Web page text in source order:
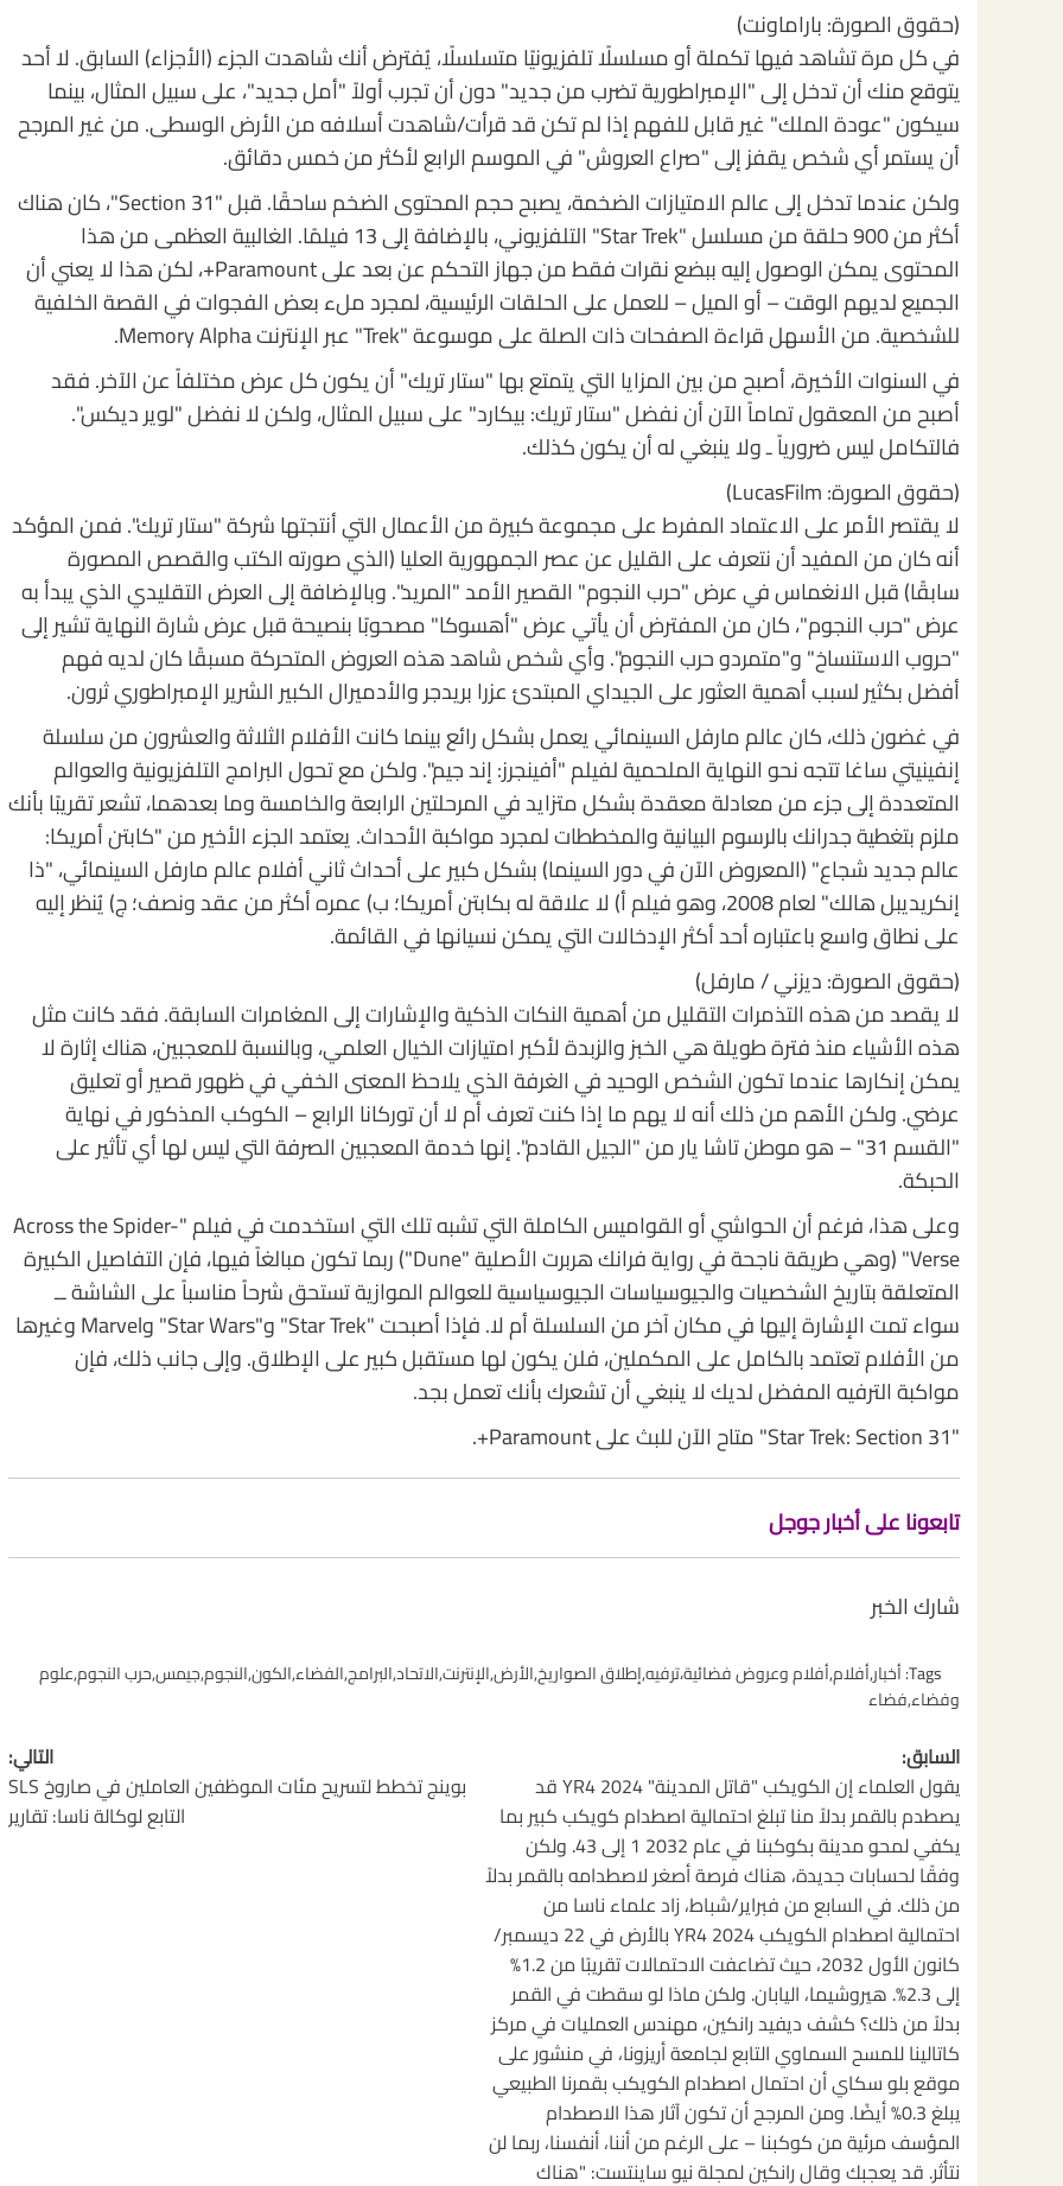
(حقوق الصورة: باراماونت)
في كل مرة تشاهد فيها تكملة أو مسلسلًا تلفزيونيًا متسلسلًا، يُفترض أنك شاهدت الجزء (الأجزاء) السابق. لا أحد
يتوقع منك أن تدخل إلى "الإمبراطورية تضرب من جديد" دون أن تجرب أولاً "أمل جديد"، على سبيل المثال، بينما
سيكون "عودة الملك" غير قابل للفهم إذا لم تكن قد قرأت/شاهدت أسلافه من الأرض الوسطى. من غير المرجح
أن يستمر أي شخص يقفز إلى "صراع العروش" في الموسم الرابع لأكثر من خمس دقائق.
ولكن عندما تدخل إلى عالم الامتيازات الضخمة، يصبح حجم المحتوى الضخم ساحقًا. قبل "Section 31"، كان هناك
أكثر من 900 حلقة من مسلسل "Star Trek" التلفزيوني، بالإضافة إلى 13 فيلمًا. الغالبية العظمى من هذا
المحتوى يمكن الوصول إليه ببضع نقرات فقط من جهاز التحكم عن بعد على Paramount+، لكن هذا لا يعني أن
الجميع لديهم الوقت – أو الميل – للعمل على الحلقات الرئيسية، لمجرد ملء بعض الفجوات في القصة الخلفية
للشخصية. من الأسهل قراءة الصفحات ذات الصلة على موسوعة "Trek" عبر الإنترنت Memory Alpha.
في السنوات الأخيرة، أصبح من بين المزايا التي يتمتع بها "ستار تريك" أن يكون كل عرض مختلفاً عن الآخر. فقد
أصبح من المعقول تماماً الآن أن نفضل "ستار تريك: بيكارد" على سبيل المثال، ولكن لا نفضل "لوير ديكس".
فالتكامل ليس ضرورياً ـ ولا ينبغي له أن يكون كذلك.
(حقوق الصورة: LucasFilm)
لا يقتصر الأمر على الاعتماد المفرط على مجموعة كبيرة من الأعمال التي أنتجتها شركة "ستار تريك". فمن المؤكد
أنه كان من المفيد أن نتعرف على القليل عن عصر الجمهورية العليا (الذي صورته الكتب والقصص المصورة
سابقًا) قبل الانغماس في عرض "حرب النجوم" القصير الأمد "المريد". وبالإضافة إلى العرض التقليدي الذي يبدأ به
عرض "حرب النجوم"، كان من المفترض أن يأتي عرض "أهسوكا" مصحوبًا بنصيحة قبل عرض شارة النهاية تشير إلى
"حروب الاستنساخ" و"متمردو حرب النجوم". وأي شخص شاهد هذه العروض المتحركة مسبقًا كان لديه فهم
أفضل بكثير لسبب أهمية العثور على الجيداي المبتدئ عزرا بريدجر والأدميرال الكبير الشرير الإمبراطوري ثرون.
في غضون ذلك، كان عالم مارفل السينمائي يعمل بشكل رائع بينما كانت الأفلام الثلاثة والعشرون من سلسلة
إنفينيتي ساغا تتجه نحو النهاية الملحمية لفيلم "أفينجرز: إند جيم". ولكن مع تحول البرامج التلفزيونية والعوالم
المتعددة إلى جزء من معادلة معقدة بشكل متزايد في المرحلتين الرابعة والخامسة وما بعدهما، تشعر تقريبًا بأنك
ملزم بتغطية جدرانك بالرسوم البيانية والمخططات لمجرد مواكبة الأحداث. يعتمد الجزء الأخير من "كابتن أمريكا:
عالم جديد شجاع" (المعروض الآن في دور السينما) بشكل كبير على أحداث ثاني أفلام عالم مارفل السينمائي، "ذا
إنكريديبل هالك" لعام 2008، وهو فيلم أ) لا علاقة له بكابتن أمريكا؛ ب) عمره أكثر من عقد ونصف؛ ج) يُنظر إليه
على نطاق واسع باعتباره أحد أكثر الإدخالات التي يمكن نسيانها في القائمة.
(حقوق الصورة: ديزني / مارفل)
لا يقصد من هذه التذمرات التقليل من أهمية النكات الذكية والإشارات إلى المغامرات السابقة. فقد كانت مثل
هذه الأشياء منذ فترة طويلة هي الخبز والزبدة لأكبر امتيازات الخيال العلمي، وبالنسبة للمعجبين، هناك إثارة لا
يمكن إنكارها عندما تكون الشخص الوحيد في الغرفة الذي يلاحظ المعنى الخفي في ظهور قصير أو تعليق
عرضي. ولكن الأهم من ذلك أنه لا يهم ما إذا كنت تعرف أم لا أن توركانا الرابع – الكوكب المذكور في نهاية
"القسم 31" – هو موطن تاشا يار من "الجيل القادم". إنها خدمة المعجبين الصرفة التي ليس لها أي تأثير على
الحبكة.
وعلى هذا، فرغم أن الحواشي أو القواميس الكاملة التي تشبه تلك التي استخدمت في فيلم "Across the Spider-
Verse" (وهي طريقة ناجحة في رواية فرانك هربرت الأصلية "Dune") ربما تكون مبالغاً فيها، فإن التفاصيل الكبيرة
المتعلقة بتاريخ الشخصيات والجيوسياسات الجيوسياسية للعوالم الموازية تستحق شرحاً مناسباً على الشاشة ــ
سواء تمت الإشارة إليها في مكان آخر من السلسلة أم لا. فإذا أصبحت "Star Trek" و"Star Wars" وMarvel وغيرها
من الأفلام تعتمد بالكامل على المكملين، فلن يكون لها مستقبل كبير على الإطلاق. وإلى جانب ذلك، فإن
مواكبة الترفيه المفضل لديك لا ينبغي أن تشعرك بأنك تعمل بجد.
"Star Trek: Section 31" متاح الآن للبث على Paramount+.
تابعونا على أخبار جوجل
شارك الخبر
Tags: أخبار,أفلام,أفلام وعروض فضائية،ترفيه,إطلاق الصواريخ,الأرض,الإنترنت,الاتحاد,البرامج,الفضاء,الكون,النجوم,جيمس,حرب النجوم,علوم
وفضاء,فضاء
تصفّح
المقالات
السابق:
يقول العلماء إن الكويكب "قاتل المدينة" 2024 YR4 قد
يصطدم بالقمر بدلاً منا تبلغ احتمالية اصطدام كويكب كبير بما
يكفي لمحو مدينة بكوكبنا في عام 2032 1 إلى 43. ولكن
وفقًا لحسابات جديدة، هناك فرصة أصغر لاصطدامه بالقمر بدلاً
من ذلك. في السابع من فبراير/شباط، زاد علماء ناسا من
احتمالية اصطدام الكويكب 2024 YR4 بالأرض في 22 ديسمبر/
كانون الأول 2032، حيث تضاعفت الاحتمالات تقريبًا من 1.2%
إلى 2.3%. هيروشيما، اليابان. ولكن ماذا لو سقطت في القمر
بدلاً من ذلك؟ كشف ديفيد رانكين، مهندس العمليات في مركز
كاتالينا للمسح السماوي التابع لجامعة أريزونا، في منشور على
موقع بلو سكاي أن احتمال اصطدام الكويكب بقمرنا الطبيعي
يبلغ 0.3% أيضًا. ومن المرجح أن تكون آثار هذا الاصطدام
المؤسف مرئية من كوكبنا – على الرغم من أننا، أنفسنا، ربما لن
نتأثر. قد يعجبك وقال رانكين لمجلة نيو ساينتست: "هناك
التالي:
بوينج تخطط لتسريح مئات الموظفين العاملين في صاروخ SLS
التابع لوكالة ناسا: تقارير